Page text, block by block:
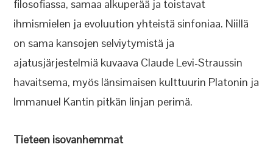
filosofiassa, samaa alkuperää ja toistavat
ihmismielen ja evoluution yhteistä sinfoniaa. Niillä
on sama kansojen selviytymistä ja
ajatusjärjestelmiä kuvaava Claude Levi-Straussin
havaitsema, myös länsimaisen kulttuurin Platonin ja
Immanuel Kantin pitkän linjan perimä.
Tieteen isovanhemmat